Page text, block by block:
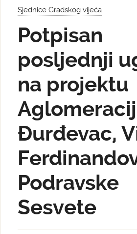
Sjednice Gradskog vijeća
Potpisan
posljednji
na projektu
Đurđevac,
Podravske
Sesvete